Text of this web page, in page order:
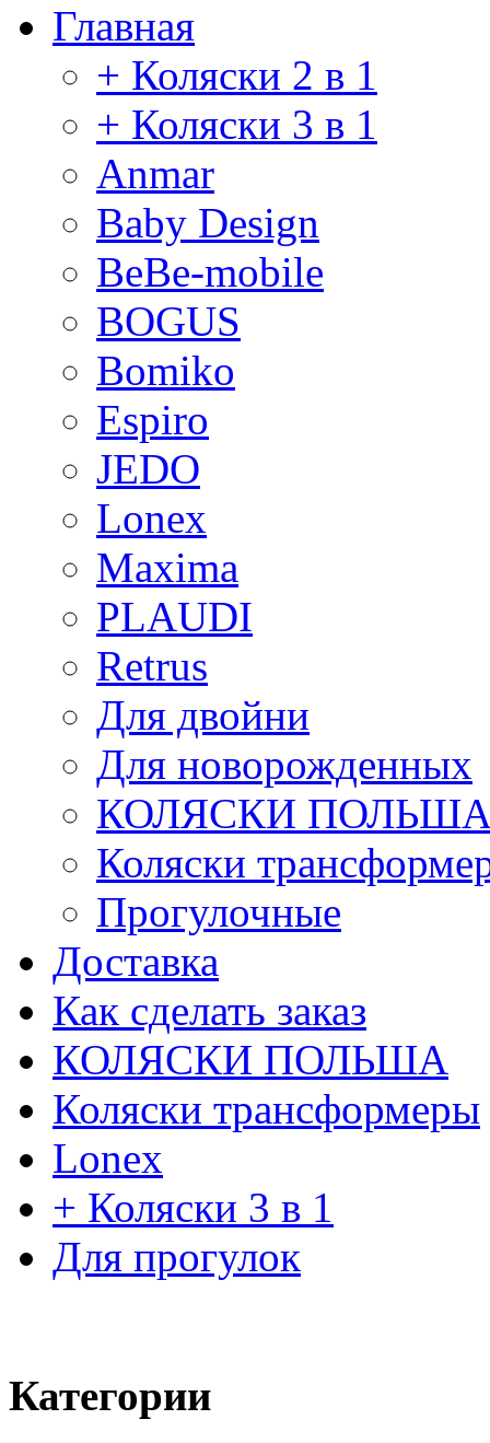
Главная
+ Коляски 2 в 1
+ Коляски 3 в 1
Anmar
Baby Design
BeBe-mobile
BOGUS
Bomiko
Espiro
JEDO
Lonex
Maxima
PLAUDI
Retrus
Для двойни
Для новорожденных
КОЛЯСКИ
Коляски
Прогулочные
Доставка
Как сделать заказ
КОЛЯСКИ ПОЛЬША
Коляски трансформеры
Lonex
+ Коляски 3 в 1
Для прогулок
Категории